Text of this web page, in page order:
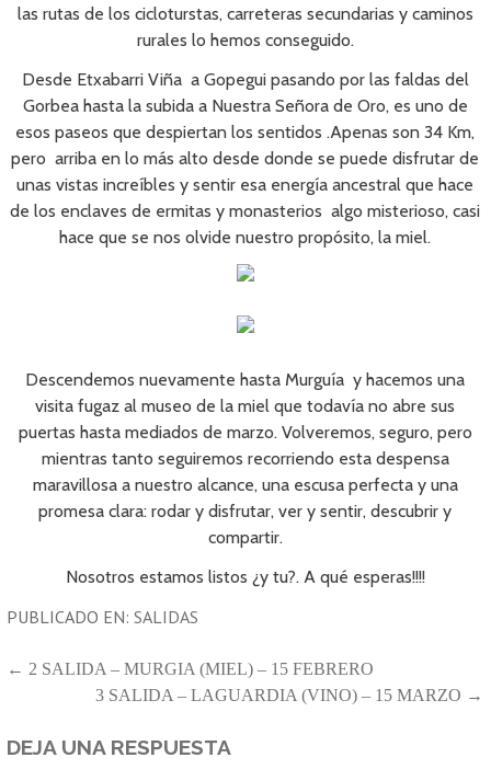
las rutas de los cicloturstas, carreteras secundarias y caminos
rurales lo hemos conseguido.
Desde Etxabarri Viña a Gopegui pasando por las faldas del
Gorbea hasta la subida a Nuestra Señora de Oro, es uno de
esos paseos que despiertan los sentidos .Apenas son 34 Km,
pero arriba en lo más alto desde donde se puede disfrutar de
unas vistas increíbles y sentir esa energía ancestral que hace
de los enclaves de ermitas y monasterios algo misterioso, casi
hace que se nos olvide nuestro propósito, la miel.
Descendemos nuevamente hasta Murguía y hacemos una
visita fugaz al museo de la miel que todavía no abre sus
puertas hasta mediados de marzo. Volveremos, seguro, pero
mientras tanto seguiremos recorriendo esta despensa
maravillosa a nuestro alcance, una escusa perfecta y una
promesa clara: rodar y disfrutar, ver y sentir, descubrir y
compartir.
Nosotros estamos listos ¿y tu?. A qué esperas!!!!
PUBLICADO EN:SALIDAS
NAVEGACIÓN
ENTRADAS
← 2 SALIDA – MURGIA (MIEL) – 15 FEBRERO
3 SALIDA – LAGUARDIA (VINO) – 15 MARZO →
DEJA UNA RESPUESTA